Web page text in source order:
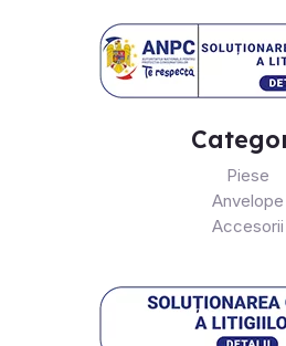
Piese
Anvelope
Accesorii